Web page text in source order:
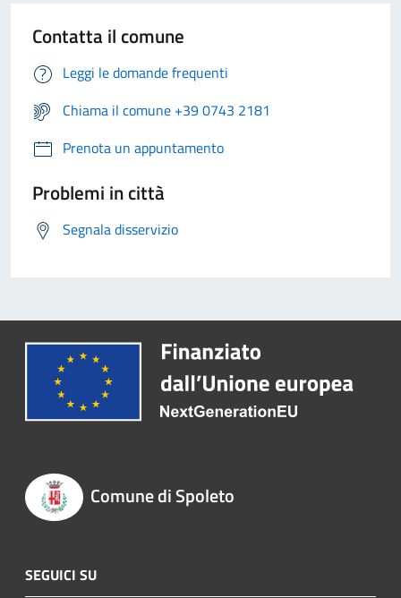
Contatta il comune
Leggi le domande frequenti
Chiama il comune +39 0743 2181
Prenota un appuntamento
Problemi in città
Segnala disservizio
Comune di Spoleto
SEGUICI SU